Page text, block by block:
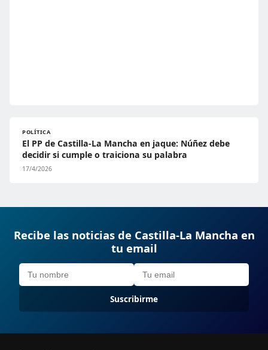
POLÍTICA
El PP de Castilla-La Mancha en jaque: Núñez debe
decidir si cumple o traiciona su palabra
17/4/2026
Recibe las noticias de Castilla-La Mancha en
tu email
Suscribirme